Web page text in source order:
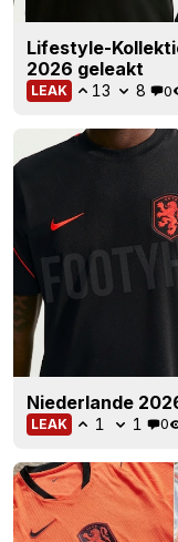
Lifestyle-
2026 geleakt
LEAK 13 8 0
Niederlande
LEAK 1 1 0